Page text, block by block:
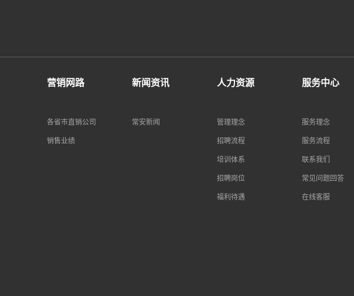
营销网路
各省市直销公司
销售业绩
新闻资讯
常安新闻
人力资源
管理理念
招聘流程
培训体系
招聘岗位
福利待遇
服务中心
服务理念
服务流程
联系我们
常见问题回答
在线客服